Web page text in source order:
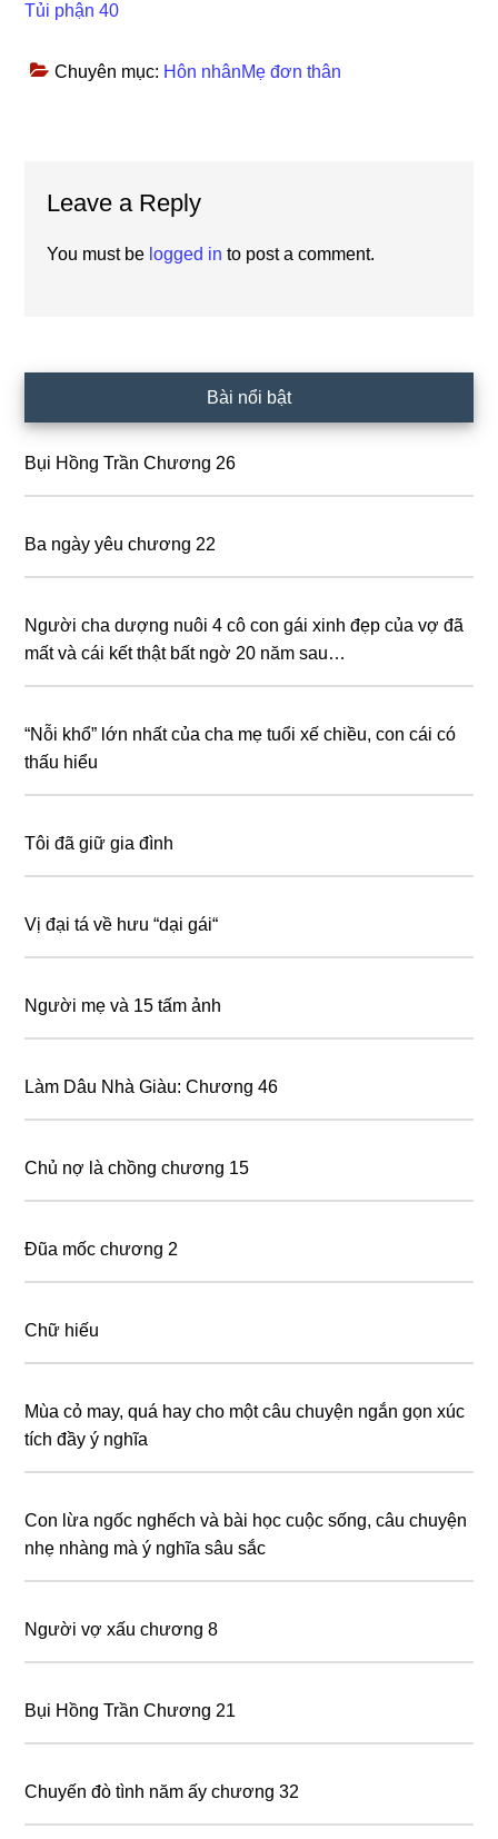
Tủi phận 40
Chuyên mục: Hôn nhânMẹ đơn thân
Interactions
Leave a Reply
You must be logged in to post a comment.
Sidebar
Bài nổi bật
Bụi Hồng Trần Chương 26
Ba ngày yêu chương 22
Người cha dượng nuôi 4 cô con gái xinh đẹp của vợ đã
mất và cái kết thật bất ngờ 20 năm sau…
“Nỗi khổ” lớn nhất của cha mẹ tuổi xế chiều, con cái có
thấu hiểu
Tôi đã giữ gia đình
Vị đại tá về hưu “dại gái“
Người mẹ và 15 tấm ảnh
Làm Dâu Nhà Giàu: Chương 46
Chủ nợ là chồng chương 15
Đũa mốc chương 2
Chữ hiếu
Mùa cỏ may, quá hay cho một câu chuyện ngắn gọn xúc
tích đầy ý nghĩa
Con lừa ngốc nghếch và bài học cuộc sống, câu chuyện
nhẹ nhàng mà ý nghĩa sâu sắc
Người vợ xấu chương 8
Bụi Hồng Trần Chương 21
Chuyến đò tình năm ấy chương 32